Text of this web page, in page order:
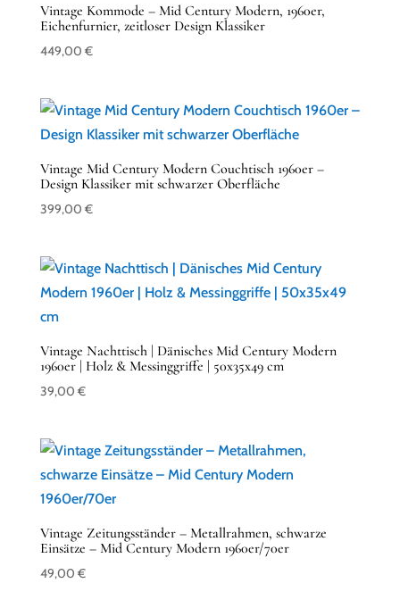
Vintage Kommode – Mid Century Modern, 1960er,
Eichenfurnier, zeitloser Design Klassiker
449,00 €
Vintage Mid Century Modern Couchtisch 1960er –
Design Klassiker mit schwarzer Oberfläche
399,00 €
Vintage Nachttisch | Dänisches Mid Century Modern
1960er | Holz & Messinggriffe | 50x35x49 cm
39,00 €
Vintage Zeitungsständer – Metallrahmen, schwarze
Einsätze – Mid Century Modern 1960er/70er
49,00 €